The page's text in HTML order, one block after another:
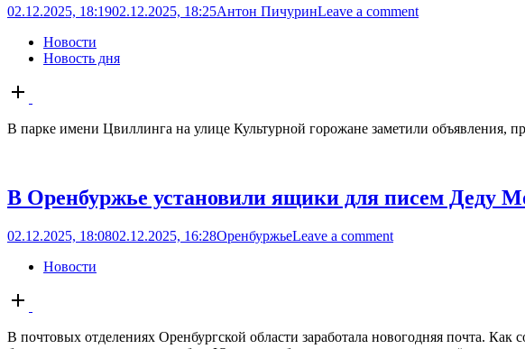
02.12.2025, 18:1902.12.2025, 18:25Антон ПичуринLeave a comment
Новости
Новость дня
Open
post
В парке имени Цвиллинга на улице Культурной горожане заметили объявления,
В Оренбуржье установили ящики для писем Деду
02.12.2025, 18:0802.12.2025, 16:28ОренбуржьеLeave a comment
Новости
Open
post
В почтовых отделениях Оренбургской области заработала новогодняя почта.